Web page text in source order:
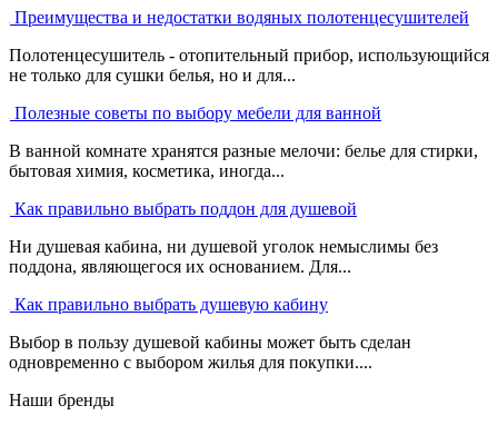
Преимущества и недостатки водяных полотенцесушителей
Полотенцесушитель - отопительный прибор, использующийся
не только для сушки белья, но и для...
Полезные советы по выбору мебели для ванной
В ванной комнате хранятся разные мелочи: белье для стирки,
бытовая химия, косметика, иногда...
Как правильно выбрать поддон для душевой
Ни душевая кабина, ни душевой уголок немыслимы без
поддона, являющегося их основанием. Для...
Как правильно выбрать душевую кабину
Выбор в пользу душевой кабины может быть сделан
одновременно с выбором жилья для покупки....
Наши бренды